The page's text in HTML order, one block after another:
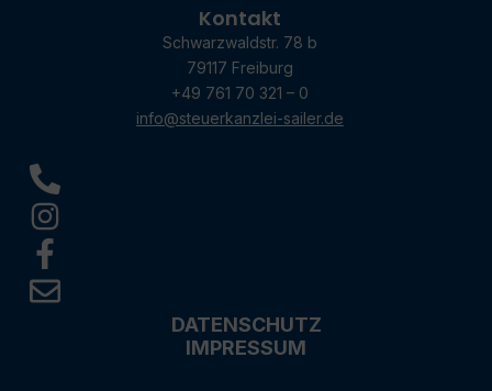
Kontakt
Schwarzwaldstr. 78 b
79117 Freiburg
+49 761 70 321 – 0
info@steuerkanzlei-sailer.de
DATENSCHUTZ
IMPRESSUM